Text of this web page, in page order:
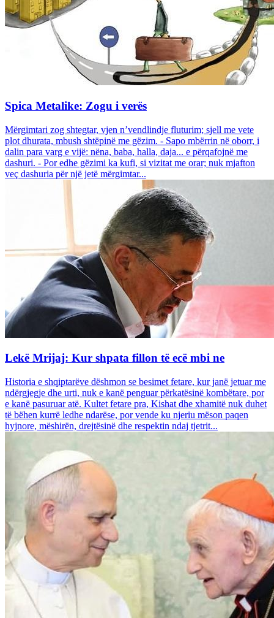
Spica Metalike: Zogu i verës
Mërgimtari zog shtegtar, vjen n’vendlindje fluturim; sjell me vete
plot dhurata, mbush shtëpinë me gëzim. - Sapo mbërrin në oborr, i
dalin para varg e vijë: nëna, baba, halla, daja... e përqafojnë me
dashuri. - Por edhe gëzimi ka kufi, si vizitat me orar; nuk mjafton
veç dashuria për një jetë mërgimtar...
Lekë Mrijaj: Kur shpata fillon të ecë mbi ne
Historia e shqiptarëve dëshmon se besimet fetare, kur janë jetuar me
ndërgjegje dhe urti, nuk e kanë penguar përkatësinë kombëtare, por
e kanë pasuruar atë. Kultet fetare pra, Kishat dhe xhamitë nuk duhet
të bëhen kurrë ledhe ndarëse, por vende ku njeriu mëson paqen
hyjnore, mëshirën, drejtësinë dhe respektin ndaj tjetrit...